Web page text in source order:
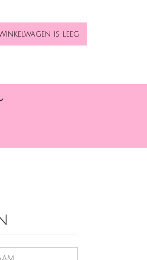
is leeg